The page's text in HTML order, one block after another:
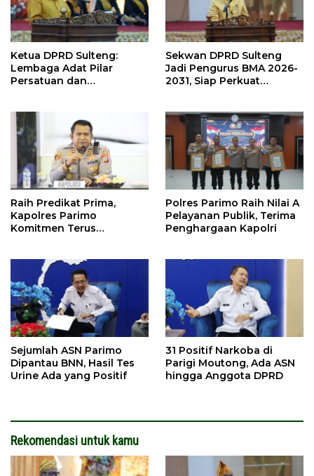
Ketua DPRD Sulteng:
Lembaga Adat Pilar
Persatuan dan
Sekwan DPRD Sulteng
Jadi Pengurus BMA 2026-
2031, Siap Perkuat
Raih Predikat Prima,
Kapolres Parimo
Komitmen Terus
Polres Parimo Raih Nilai A
Pelayanan Publik, Terima
Penghargaan Kapolri
Sejumlah ASN Parimo
Dipantau BNN, Hasil Tes
Urine Ada yang Positif
31 Positif Narkoba di
Parigi Moutong, Ada ASN
hingga Anggota DPRD
Rekomendasi untuk kamu